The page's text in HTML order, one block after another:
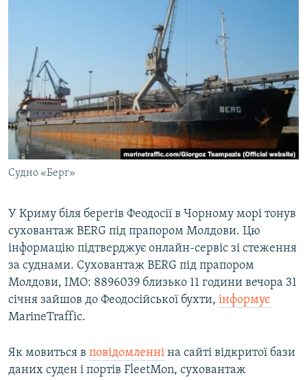
СПЕЦПРОЕКТИ
ДЕПОРТАЦІЯ
ВІДЕОУРОКИ «ELIFBE»
СВІДЧЕННЯ ОКУПАЦІЇ
УКРАЇНСЬКА ПРОБЛЕМА КРИМУ
ІНФОГРАФІКА
ЯК ОБІЙТИ БЛОКУВАННЯ
Русский
Qırımtatar
ДОЛУЧАЙСЯ!
Усі сайти RFE/RL
Cудно «Берг»
У Криму біля берегів Феодосії в Чорному морі тонув
суховантаж BERG під прапором Молдови. Цю
інформацію підтверджує онлайн-сервіс зі стеження
за суднами. Суховантаж BERG під прапором
Молдови, IMO: 8896039 близько 11 години вечора 31
січня зайшов до Феодосійської бухти, інформує
MarineTraffic.
Як мовиться в повідомленні на сайті відкритої бази
даних суден і портів FleetMon, суховантаж